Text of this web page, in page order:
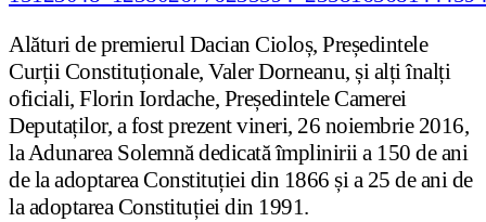
Alături de premierul Dacian Cioloș, Președintele
Curții Constituționale, Valer Dorneanu, și alți înalți
oficiali, Florin Iordache, Președintele Camerei
Deputaților, a fost prezent vineri, 26 noiembrie 2016,
la Adunarea Solemnă dedicată împlinirii a 150 de ani
de la adoptarea Constituției din 1866 și a 25 de ani de
la adoptarea Constituției din 1991.